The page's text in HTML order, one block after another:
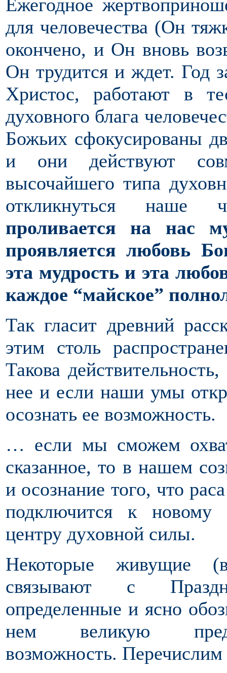
Ежегодное
для человечества (Он
окончено, и Он вновь
Он трудится и ждет. Год
Христос, работают в
духовного блага
Божьих сфокусированы
и они действуют
высочайшего типа
откликнуться наше
проливается на нас
проявляется любовь
эта мудрость и эта
каждое “майское”
Так гласит древний
этим столь
Такова
нее и если наши умы
осознать ее возможность.
… если мы сможем
сказанное, то в нашем
и осознание того, что
подключится к новому
центру духовной силы.
Некоторые живущие
связывают с
определенные и ясно
нем великую
возможность. Перечислим